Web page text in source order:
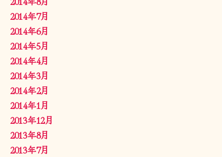
2014年7月
2014年6月
2014年5月
2014年4月
2014年3月
2014年2月
2014年1月
2013年12月
2013年8月
2013年7月